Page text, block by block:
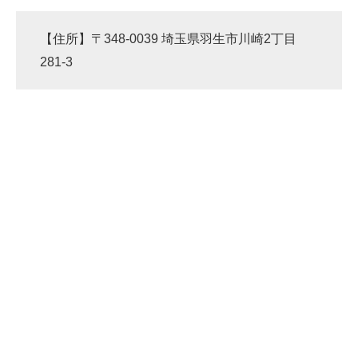
【住所】〒348-0039 埼玉県羽生市川崎2丁目
281-3